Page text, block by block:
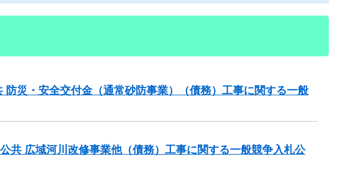
災・安全交付金（通常砂防事業）（債務）工事に関する一般
共 広域河川改修事業他（債務）工事に関する一般競争入札公